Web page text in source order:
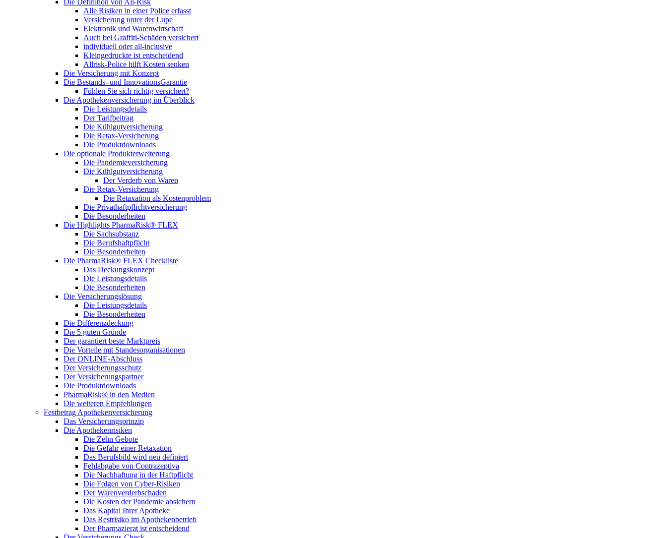
Die Definition von All-Risk
Alle Risiken in einer Police erfasst
Versicherung unter der Lupe
Elektronik und Warenwirtschaft
Auch bei Graffiti-Schäden versichert
individuell oder all-inclusive
Kleingedruckte ist entscheidend
Allrisk-Police hilft Kosten senken
Die Versicherung mit Konzept
Die Bestands- und InnovationsGarantie
Fühlen Sie sich richtig versichert?
Die Apothekenversicherung im Überblick
Die Leistungsdetails
Der Tarifbeitrag
Die Kühlgutversicherung
Die Retax-Versicherung
Die Produktdownloads
Die optionale Produkterweiterung
Die Pandemieversicherung
Die Kühlgutversicherung
Der Verderb von Waren
Die Retax-Versicherung
Die Retaxation als Kostenproblem
Die Privathaftpflichtversicherung
Die Besonderheiten
Die Highlights PharmaRisk® FLEX
Die Sachsubstanz
Die Berufshaftpflicht
Die Besonderheiten
Die PharmaRisk® FLEX Checkliste
Das Deckungskonzept
Die Leistungsdetails
Die Besonderheiten
Die Versicherungslösung
Die Leistungsdetails
Die Besonderheiten
Die Differenzdeckung
Die 5 guten Gründe
Der garantiert beste Marktpreis
Die Vorteile mit Standesorganisationen
Der ONLINE-Abschluss
Der Versicherungsschutz
Der Versicherungspartner
Die Produktdownloads
PharmaRisk® in den Medien
Die weiteren Empfehlungen
Festbetrag Apothekenversicherung
Das Versicherungsprinzip
Die Apothekenrisiken
Die Zehn Gebote
Die Gefahr einer Retaxation
Das Berufsbild wird neu definiert
Fehlabgabe von Contrazeptiva
Die Nachhaftung in der Haftpflicht
Die Folgen von Cyber-Risiken
Der Warenverderbschaden
Die Kosten der Pandemie absichern
Das Kapital Ihrer Apotheke
Das Restrisiko im Apothekenbetrieb
Der Pharmazierat ist entscheidend